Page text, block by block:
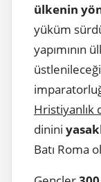
ülkenin
yüküm
yapımının
Hristiyanlık
dinini
Batı Roma